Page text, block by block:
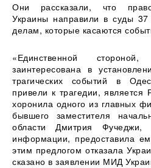
Они рассказали, что
Украины направили в суды 37
делам, которые касаются
«Единственной
заинтересована в
трагических событий в
привели к трагедии, является
хоронила одного из главных
бывшего заместителя
области Дмитрия
информации, предоставила
этим предлогом отказала
сказано в заявлении МИД